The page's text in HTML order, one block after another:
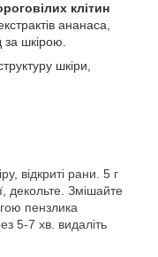
клітин
ананаса,
за шкірою.
шкіри,
відкриті рани. 5 г
декольте. Змішайте
пензлика
5-7 хв. видаліть